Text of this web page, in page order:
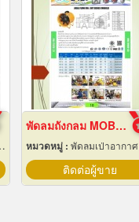
พัดลมถังกลม MOBILE AXIAL FAN
หมวดหมู่ : พัดลมเป่าอากาศสำหรับอุตสาหกรรม
ติดต่อผู้ขาย